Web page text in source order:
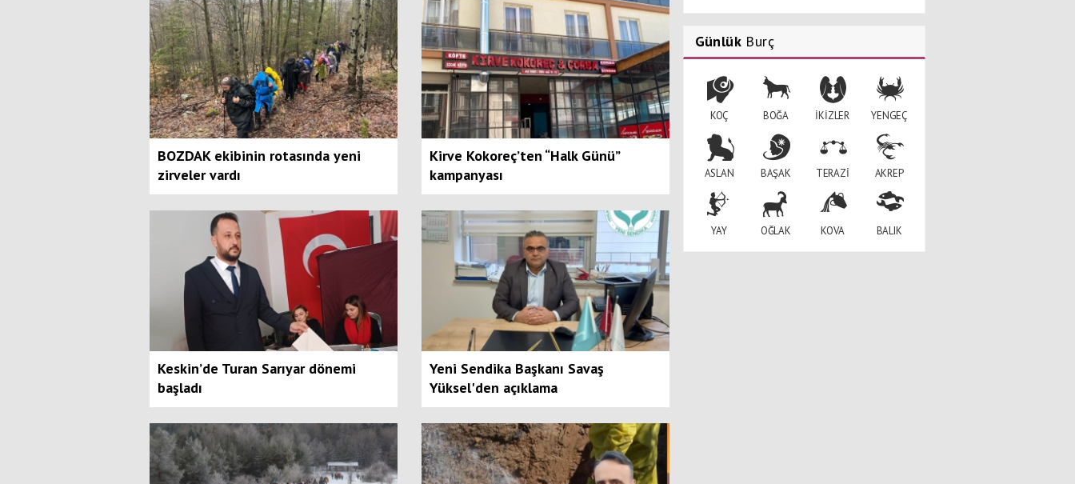
BOZDAK ekibinin rotasında yeni
zirveler vardı
Kirve Kokoreç’ten “Halk Günü”
kampanyası
Keskin’de Turan Sarıyar dönemi
başladı
Yeni Sendika Başkanı Savaş
Yüksel'den açıklama
İnsanın hikâyesi
Mustafa ALTINSOY
Hangi Öğretmen/ Muallim?
Pınar Yıkılmaz
Mescid-i Aksa yanıyor..!
Günlük Burç
KOÇ BOĞA İKİZLER YENGEÇ
ASLAN BAŞAK TERAZİ AKREP
YAY OĞLAK KOVA BALIK